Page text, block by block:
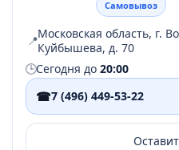
Самовывоз
📍Московская область, г.
Куйбышева, д. 70
🕒Сегодня до 20:00
☎7 (496) 449-53-22